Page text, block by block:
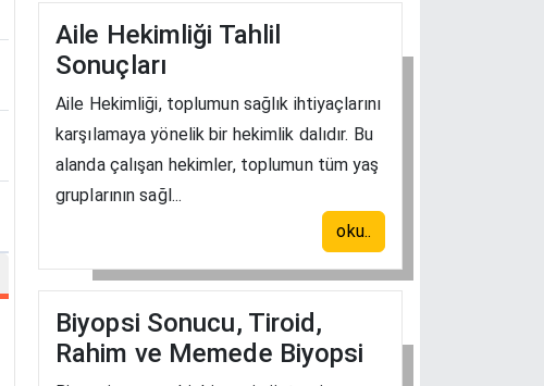
Aile Hekimliği Tahlil
Sonuçları
Aile Hekimliği, toplumun sağlık ihtiyaçlarını
karşılamaya yönelik bir hekimlik dalıdır. Bu
alanda çalışan hekimler, toplumun tüm yaş
gruplarının sağl...
oku..
Biyopsi Sonucu, Tiroid,
Rahim ve Memede Biyopsi